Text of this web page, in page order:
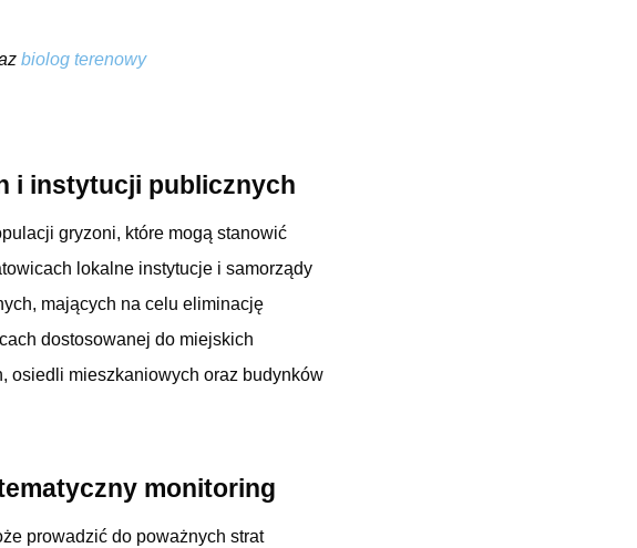
biolog terenowy
i instytucji publicznych
gryzoni, które mogą stanowić
lokalne instytucje i samorządy
mających na celu eliminację
dostosowanej do miejskich
osiedli mieszkaniowych oraz budynków
monitoring
prowadzić do poważnych strat